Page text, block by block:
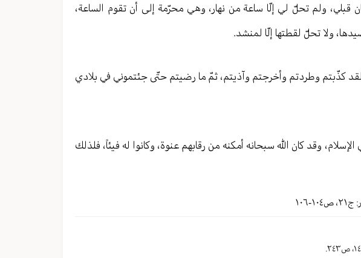
قبلي، ولم تحلّ لي إلّا ساعة من نهار، وهي محرّمة إلى أن تقوم الساعة،
ولا تحلّ لقطتها إلّا لمنشد.
لقد كذّبتم وطردتم وأخرجتم وآذيتم، ثمّ ما رضيتم حتّى جئتموني في بلادي
وقد كان الله سبحانه أمكنه من رقابهم عنوة، وكانوا له فيئاً، فلذلك
ج٢١، ص١٠٤-١٠٦